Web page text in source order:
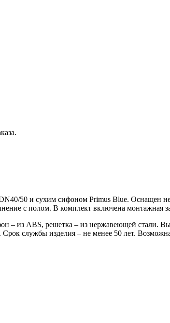
50 и сухим сифоном Primus Blue. Оснащен
с полом. В комплект включена монтажная
– из ABS, решетка – из нержавеющей стали.
Срок службы изделия – не менее 50 лет.